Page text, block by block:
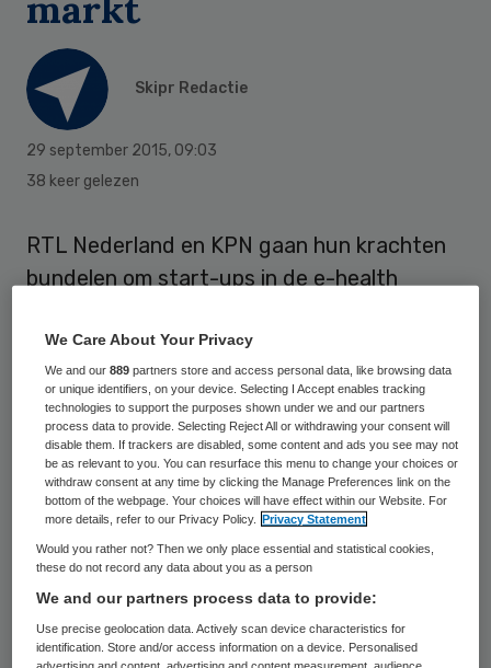
Skipr Redactie
29 september 2015, 09:03
38 keer gelezen
RTL Nederland en KPN gaan hun krachten
bundelen om start-ups in de e-health
investeringstakken gaan de markt
verkennen en mogelijk gezamenlijk in
bedrijven investeren. KPN en RTL brengen
bereik en middelen in. Het staat partijen vrij
om daarnaast ook individueel in e-
healthinitiatieven te investeren.
Dit meldt Emerce op 29 september
heeft al jaren ervaring in de zorgsector en
brengt onder meer zijn vaste en mobiele
netwerken en kennis op het vlak van
We Care About Your Privacy
We and our889 partners store and access personal data, like browsing data
or unique identifiers, on your device. Selecting I Accept enables tracking
technologies to support the purposes shown under we and our partners
process data to provide. Selecting Reject All or withdrawing your consent will
disable them. If trackers are disabled, some content and ads you see may not
be as relevant to you. You can resurface this menu to change your choices or
withdraw consent at any time by clicking the Manage Preferences link on the
bottom of the webpage. Your choices will have effect within our Website. For
more details, refer to our Privacy Policy.
Privacy Statement
Would you rather not? Then we only place essential and statistical cookies,
these do not record any data about you as a person
We and our partners process data to provide:
Use precise geolocation data. Actively scan device characteristics for
identification. Store and/or access information on a device. Personalised
advertising and content, advertising and content measurement, audience